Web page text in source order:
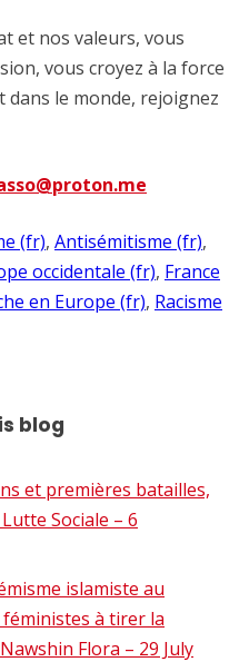
et nos valeurs, vous
vous croyez à la force
le monde, rejoignez
(fr), Antisémitisme (fr)
occidentale (fr), France
en Europe (fr), Racisme
blog
et premières batailles,
Sociale – 6
islamiste au
à tirer la
Flora – 29 July